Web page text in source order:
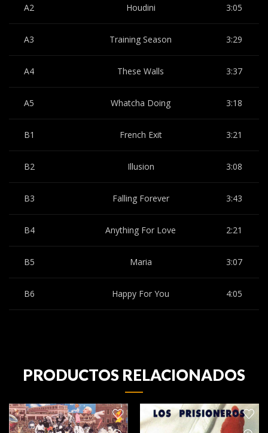
A2 Houdini 3:05
A3 Training Season 3:29
A4 These Walls 3:37
A5 Whatcha Doing 3:18
B1 French Exit 3:21
B2 Illusion 3:08
B3 Falling Forever 3:43
B4 Anything For Love 2:21
B5 Maria 3:07
B6 Happy For You 4:05
PRODUCTOS RELACIONADOS